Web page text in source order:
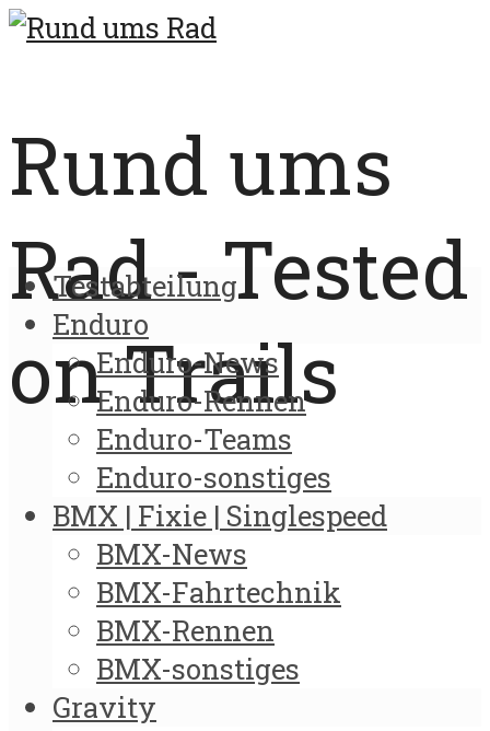
Rund ums
Rad - Tested
on Trails
Testabteilung
Enduro
Enduro-News
Enduro-Rennen
Enduro-Teams
Enduro-sonstiges
BMX | Fixie | Singlespeed
BMX-News
BMX-Fahrtechnik
BMX-Rennen
BMX-sonstiges
Gravity